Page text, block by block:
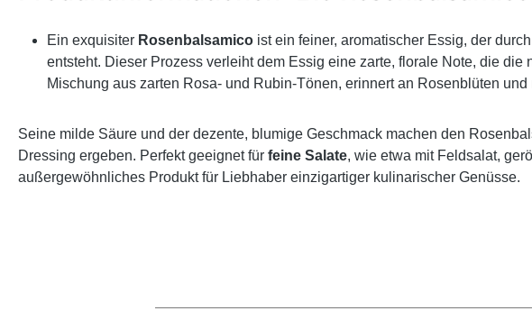
Ein exquisiter Rosenbalsamico ist ein feiner, aromatischer Essig, der
entsteht. Dieser Prozess verleiht dem Essig eine zarte, florale Note, die
Mischung aus zarten Rosa- und Rubin-Tönen, erinnert an Rosenblüten
Seine milde Säure und der dezente, blumige Geschmack machen den
Dressing ergeben. Perfekt geeignet für feine Salate, wie etwa mit Feldsalat,
außergewöhnliches Produkt für Liebhaber einzigartiger kulinarischer Genüsse.